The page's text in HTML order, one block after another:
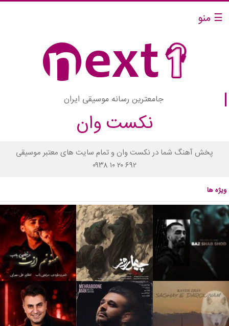
☰ منو
جامعترین رسانه موسیقی ایران
نکست وان
پخش آهنگ شما در نکست وان و تمام سایت های معتبر موسیقی
۰۹۳۸ ۱۰ ۲۰ ۶۹۲
ویژه ها